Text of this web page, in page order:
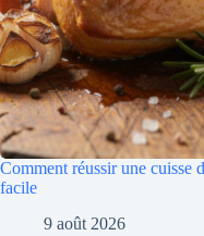
Comment réussir une cuisse
facile
9 août 2026